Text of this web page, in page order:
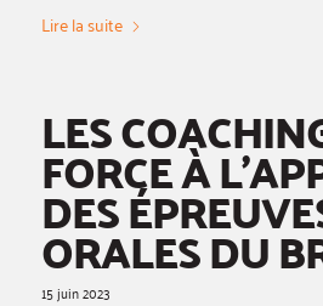
Lire la suite
LES
FORCE À
DES
ORALES DU
15 juin 2023